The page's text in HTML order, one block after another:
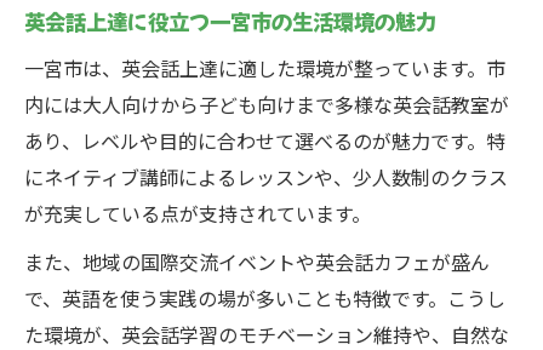
英会話上達に役立つ一宮市の生活環境の魅力
一宮市は、英会話上達に適した環境が整っています。市
内には大人向けから子ども向けまで多様な英会話教室が
あり、レベルや目的に合わせて選べるのが魅力です。特
にネイティブ講師によるレッスンや、少人数制のクラス
が充実している点が支持されています。
また、地域の国際交流イベントや英会話カフェが盛ん
で、英語を使う実践の場が多いことも特徴です。こうし
た環境が、英会話学習のモチベーション維持や、自然な